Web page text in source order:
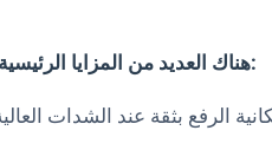
هناك العديد من المزايا الرئيسية التي توفرها رفوف الطاقة: